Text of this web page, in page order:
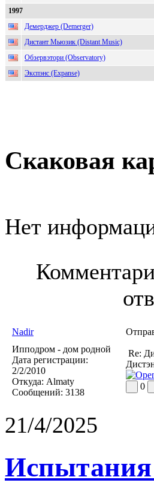
1997
Демерджер (Demerger)
Дистант Мьюзик (Distant Music)
Обзервэтори (Observatory)
Экспэнс (Expanse)
Скаковая
Нет
Nadir
Ипподром - дом родной
Дата регистрации:
2/2/2010
Откуда: Almaty
Сообщений: 3138
Re:
0
21/4/2025